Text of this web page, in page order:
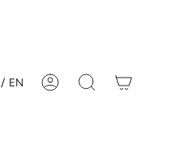
/ EN AccountSearch